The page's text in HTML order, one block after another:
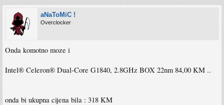
aNaToMiC !
Overclocker
Onda komotno moze i
Intel® Celeron® Dual-Core G1840, 2.8GHz BOX 22nm 84,00 KM ..
onda bi ukupna cijena bila : 318 KM